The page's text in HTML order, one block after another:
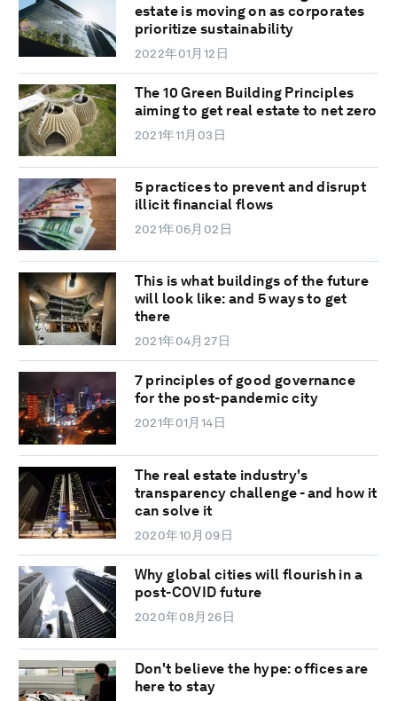
estate is moving on as corporates
prioritize sustainability
2022年01月12日
The 10 Green Building Principles
aiming to get real estate to net zero
2021年11月03日
5 practices to prevent and disrupt
illicit financial flows
2021年06月02日
This is what buildings of the future
will look like: and 5 ways to get
there
2021年04月27日
7 principles of good governance
for the post-pandemic city
2021年01月14日
The real estate industry's
transparency challenge - and how it
can solve it
2020年10月09日
Why global cities will flourish in a
post-COVID future
2020年08月26日
Don't believe the hype: offices are
here to stay